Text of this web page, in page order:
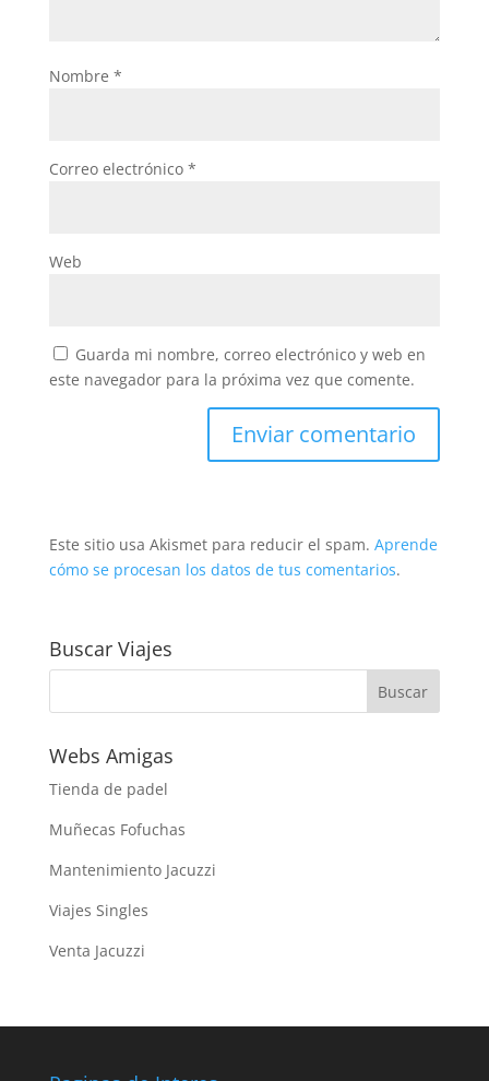
Nombre *
Correo electrónico *
Web
Guarda mi nombre, correo electrónico y web en
este navegador para la próxima vez que comente.
Este sitio usa Akismet para reducir el spam. Aprende
cómo se procesan los datos de tus comentarios.
Buscar Viajes
Webs Amigas
Tienda de padel
Muñecas Fofuchas
Mantenimiento Jacuzzi
Viajes Singles
Venta Jacuzzi